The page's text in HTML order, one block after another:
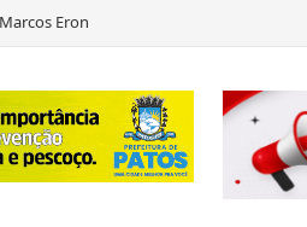
candidaturas do Republicanos
por clássico, emoção e muitos gols